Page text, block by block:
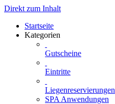
Direkt zum Inhalt
Startseite
Kategorien
Gutscheine
Eintritte
Liegenreservierungen
SPA Anwendungen